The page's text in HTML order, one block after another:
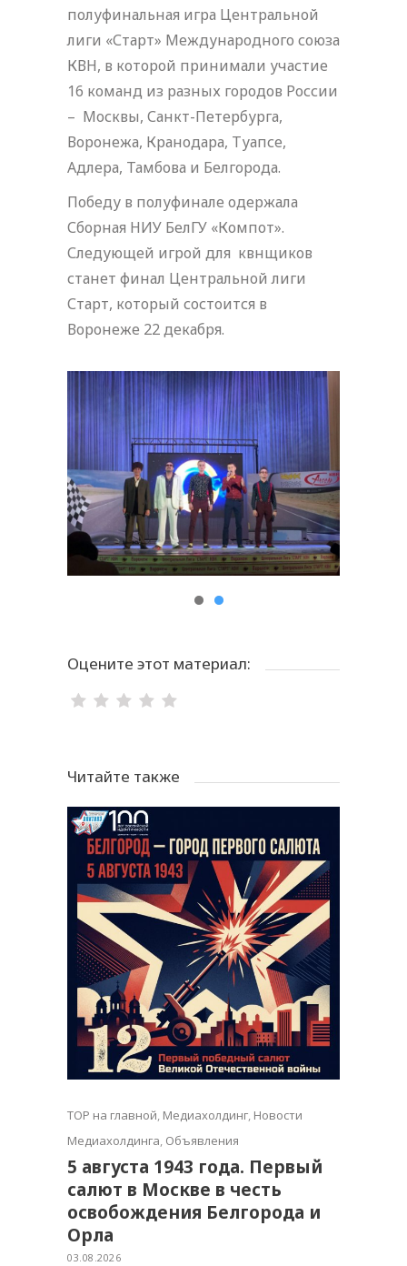
полуфинальная игра Центральной
лиги «Старт» Международного союза
КВН, в которой принимали участие
16 команд из разных городов России
– Москвы, Санкт-Петербурга,
Воронежа, Кранодара, Туапсе,
Адлера, Тамбова и Белгорода.
Победу в полуфинале одержала
Сборная НИУ БелГУ «Компот».
Следующей игрой для квнщиков
станет финал Центральной лиги
Старт, который состоится в
Воронеже 22 декабря.
Оцените этот материал:
Читайте также
TOP на главной, Медиахолдинг, Новости
Медиахолдинга, Объявления
5 августа 1943 года. Первый
салют в Москве в честь
освобождения Белгорода и
Орла
03.08.2026